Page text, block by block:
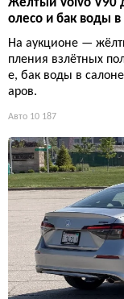
олесо и бак воды в
На аукционе —
пления взлётных
е, бак воды в
аров.
Авто 10 187